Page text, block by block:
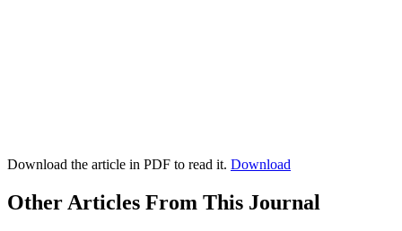
Download the article in PDF to read it. Download
Other Articles From This Journal